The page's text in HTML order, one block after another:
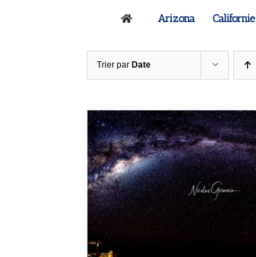
Arizona Californie
Trier par Date